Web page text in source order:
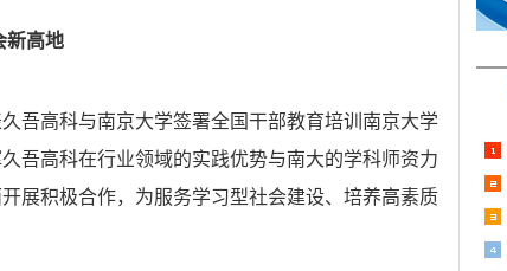
新高地
吾高科与南京大学签署全国干部教育培训南京大学
吾高科在行业领域的实践优势与南大的学科师资力
展积极合作，为服务学习型社会建设、培养高素质